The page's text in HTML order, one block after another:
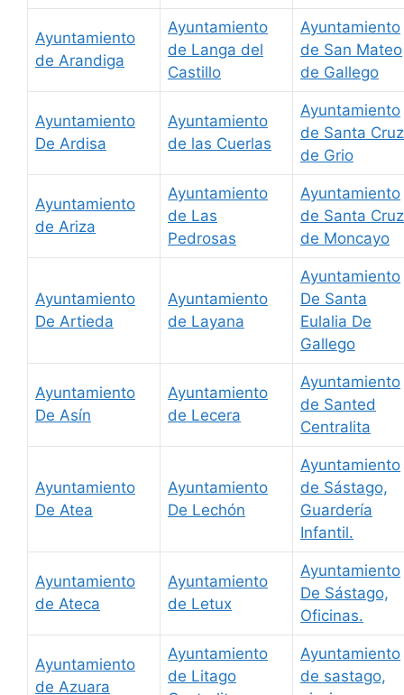
Ayuntamiento
de Arandiga
Ayuntamiento
de Langa del
Castillo
Ayuntamiento
de San Mateo
de Gallego
Ayuntamiento
De Ardisa
Ayuntamiento
de las Cuerlas
Ayuntamiento
de Santa Cruz
de Grio
Ayuntamiento
de Ariza
Ayuntamiento
de Las
Pedrosas
Ayuntamiento
de Santa Cruz
de Moncayo
Ayuntamiento
De Artieda
Ayuntamiento
de Layana
Ayuntamiento
De Santa
Eulalia De
Gallego
Ayuntamiento
De Asín
Ayuntamiento
de Lecera
Ayuntamiento
de Santed
Centralita
Ayuntamiento
De Atea
Ayuntamiento
De Lechón
Ayuntamiento
de Sástago,
Guardería
Infantil.
Ayuntamiento
de Ateca
Ayuntamiento
de Letux
Ayuntamiento
De Sástago,
Oficinas.
Ayuntamiento
de Azuara
Ayuntamiento
de Litago
Ayuntamiento
de sastago,